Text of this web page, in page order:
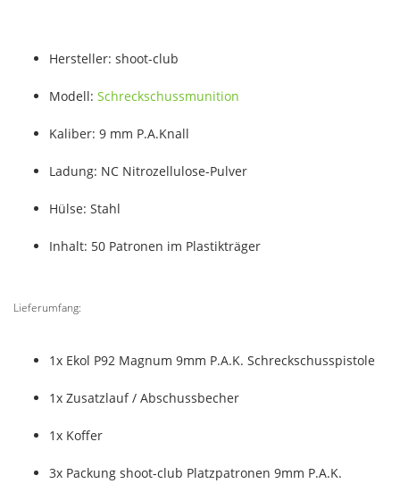
Hersteller: shoot-club
Modell: Schreckschussmunition
Kaliber: 9 mm P.A.Knall
Ladung: NC Nitrozellulose-Pulver
Hülse: Stahl
Inhalt: 50 Patronen im Plastikträger
Lieferumfang:
1x Ekol P92 Magnum 9mm P.A.K. Schreckschusspistole
1x Zusatzlauf / Abschussbecher
1x Koffer
3x Packung shoot-club Platzpatronen 9mm P.A.K.